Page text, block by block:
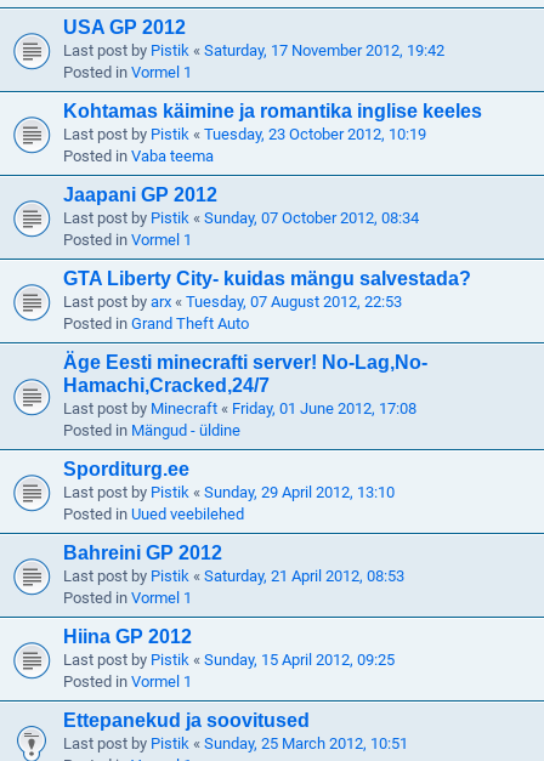
USA GP 2012
Last post by Pistik « Saturday, 17 November 2012, 19:42
Posted in Vormel 1
Kohtamas käimine ja romantika inglise keeles
Last post by Pistik « Tuesday, 23 October 2012, 10:19
Posted in Vaba teema
Jaapani GP 2012
Last post by Pistik « Sunday, 07 October 2012, 08:34
Posted in Vormel 1
GTA Liberty City- kuidas mängu salvestada?
Last post by arx « Tuesday, 07 August 2012, 22:53
Posted in Grand Theft Auto
Äge Eesti minecrafti server! No-Lag,No-
Hamachi,Cracked,24/7
Last post by Minecraft « Friday, 01 June 2012, 17:08
Posted in Mängud - üldine
Sporditurg.ee
Last post by Pistik « Sunday, 29 April 2012, 13:10
Posted in Uued veebilehed
Bahreini GP 2012
Last post by Pistik « Saturday, 21 April 2012, 08:53
Posted in Vormel 1
Hiina GP 2012
Last post by Pistik « Sunday, 15 April 2012, 09:25
Posted in Vormel 1
Ettepanekud ja soovitused
Last post by Pistik « Sunday, 25 March 2012, 10:51